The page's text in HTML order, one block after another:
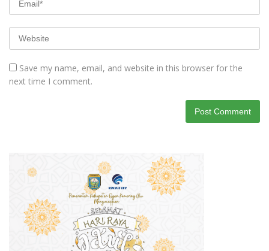
Save my name, email, and website in this browser for the
next time I comment.